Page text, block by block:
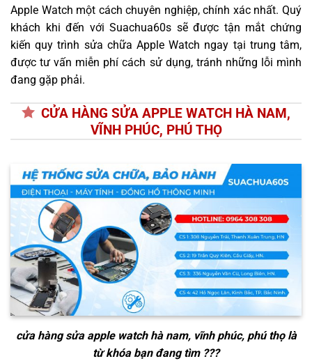
Apple Watch một cách chuyên nghiệp, chính xác nhất. Quý
khách khi đến với Suachua60s sẽ được tận mắt chứng
kiến quy trình sửa chữa Apple Watch ngay tại trung tâm,
được tư vấn miễn phí cách sử dụng, tránh những lỗi mình
đang gặp phải.
CỬA HÀNG SỬA APPLE WATCH HÀ NAM,
VĨNH PHÚC, PHÚ THỌ
cửa hàng sửa apple watch hà nam, vĩnh phúc, phú thọlà
từ khóa bạn đang tìm ???